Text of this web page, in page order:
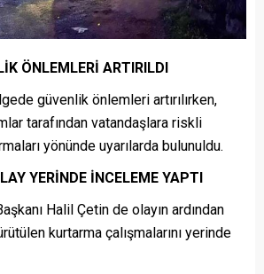
ÖNLEMLERİ ARTIRILDI
güvenlik önlemleri artırılırken,
tarafından vatandaşlara riskli
yönünde uyarılarda bulunuldu.
YERİNDE İNCELEME YAPTI
Halil Çetin de olayın ardından
kurtarma çalışmalarını yerinde